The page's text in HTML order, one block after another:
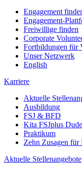
Engagement
Engagement-
Freiwillige finden
Corporate
Fortbildungen für
Unser Netzwerk
English
Karriere
Aktuelle
Ausbildung
FSJ & BFD
Kita FSJplus
Praktikum
Zehn Zusagen für
Aktuelle Stellenangebote